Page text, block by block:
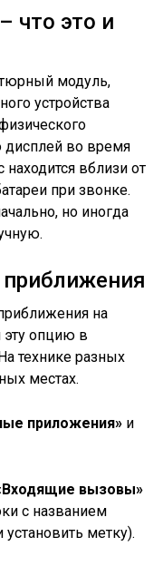
что это и
модуль,
устройства
дисплей во время
находится вблизи от
при звонке.
но иногда
на
эту опцию в
технике разных
местах.
приложения» и
вызовы»
с названием
метку).